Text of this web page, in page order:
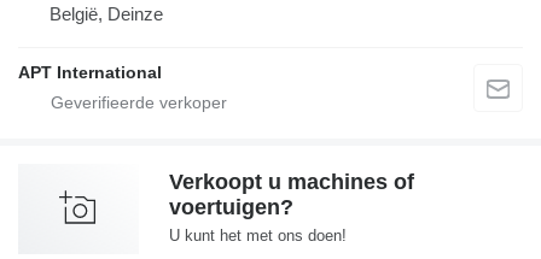
België, Deinze
APT International
Verkoopt u machines of
voertuigen?
U kunt het met ons doen!